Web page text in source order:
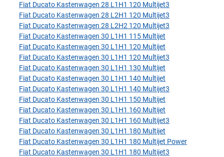
Fiat Ducato Kastenwagen 28 L1H1 120 Multijet3
Fiat Ducato Kastenwagen 28 L2H1 120 Multijet3
Fiat Ducato Kastenwagen 28 L2H2 120 Multijet3
Fiat Ducato Kastenwagen 30 L1H1 115 Multijet
Fiat Ducato Kastenwagen 30 L1H1 120 Multijet
Fiat Ducato Kastenwagen 30 L1H1 120 Multijet3
Fiat Ducato Kastenwagen 30 L1H1 130 Multijet
Fiat Ducato Kastenwagen 30 L1H1 140 Multijet
Fiat Ducato Kastenwagen 30 L1H1 140 Multijet3
Fiat Ducato Kastenwagen 30 L1H1 150 Multijet
Fiat Ducato Kastenwagen 30 L1H1 160 Multijet
Fiat Ducato Kastenwagen 30 L1H1 160 Multijet3
Fiat Ducato Kastenwagen 30 L1H1 180 Multijet
Fiat Ducato Kastenwagen 30 L1H1 180 Multijet Power
Fiat Ducato Kastenwagen 30 L1H1 180 Multijet3